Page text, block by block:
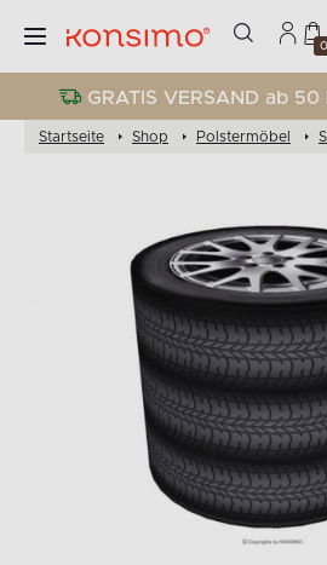
0
GRATIS VERSAND ab
Startseite Shop Polstermöbel